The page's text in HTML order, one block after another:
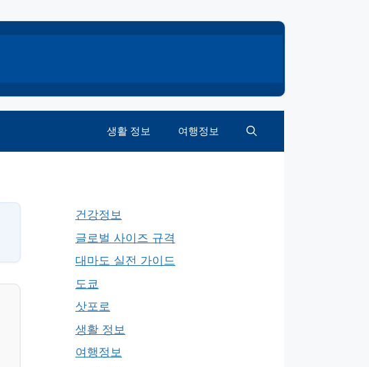
생활 정보 여행정보
건강정보
글로벌 사이즈 규격
대마도 실전 가이드
도쿄
삿포로
생활 정보
여행정보